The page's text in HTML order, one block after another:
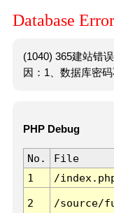
Database Error
(1040) 365建站错
因：1、数据库密
PHP Debug
No. File
1
/
2 /source/